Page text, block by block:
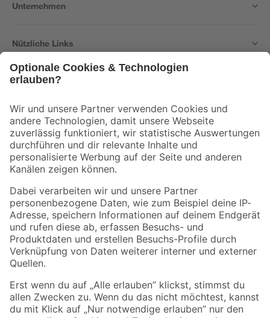
Unternehmen
Nützliche Links
Der toom Newsletter: Keine Angebote und Aktionen mehr verpassen!
Zur Newsletter Anmeldung
Folge uns
Zahlungsarten Versandarten
Sicher einkaufen
Jetzt die toom-App herunterladen